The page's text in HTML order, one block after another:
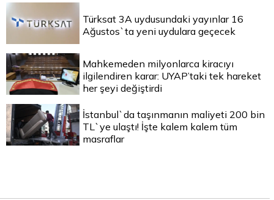
Türksat 3A uydusundaki yayınlar 16
Ağustos`ta yeni uydulara geçecek
Mahkemeden milyonlarca kiracıyı
ilgilendiren karar: UYAP’taki tek hareket
her şeyi değiştirdi
İstanbul`da taşınmanın maliyeti 200 bin
TL`ye ulaştı! İşte kalem kalem tüm
masraflar